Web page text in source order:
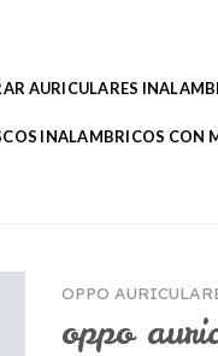
AURICULARES
INALAMBRICOS CON
OPPO
oppo